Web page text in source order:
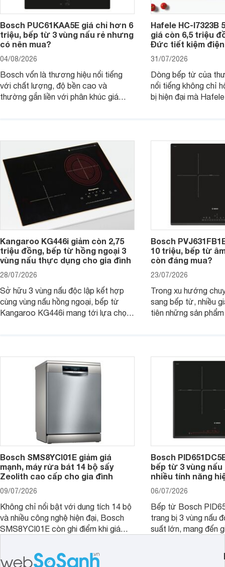
Bosch PUC61KAA5E giá chỉ hơn 6
triệu, bếp từ 3 vùng nấu rẻ nhưng
có nên mua?
04/08/2026
Bosch vốn là thương hiệu nổi tiếng
với chất lượng, độ bền cao và
thường gắn liền với phân khúc giá
đơn vị phân phối với mức giá khá dễ
tiếp cận, thu hút sự quan tâm của
nhiều người tiêu dùng.
Hafele HC-I7323B
giá còn 6,5 triệu
Đức tiết kiệm
31/07/2026
Dòng bếp từ của
nổi tiếng không chỉ
bị hiện đại mà
gia đình.
Kangaroo KG446i giảm còn 2,75
triệu đồng, bếp từ hồng ngoại 3
vùng nấu thực dụng cho gia đình
28/07/2026
Sở hữu 3 vùng nấu độc lập kết hợp
cùng vùng nấu hồng ngoại, bếp từ
Kangaroo KG446i mang tới lựa chọn
nhiều cửa hàng, đại lý.
Bosch
10 triệu, bếp từ
còn đáng mua?
23/07/2026
Trong xu hướng
sang bếp từ, nhiều
tiên những sản
mẫu bếp đáp ứng
Bosch SMS8YCI01E giảm giá
mạnh, máy rửa bát 14 bộ sấy
Zeolith cao cấp cho gia đình
09/07/2026
Không chỉ nổi bật với dung tích 14 bộ
và nhiều công nghệ hiện đại, Bosch
SMS8YCI01E còn ghi điểm khi giá
thời điểm mới mở bán, mang lại tỷ lệ
giá trị/chi phí hấp dẫn hơn cho người
Bosch
bếp từ 3 vùng
nhiều tính năng
06/07/2026
Bếp từ Bosch
trang bị 3 vùng nấu
suất lớn, mang đến